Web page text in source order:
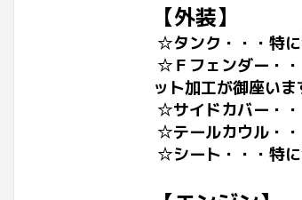
【外装】
☆タンク・・・特
☆Ｆフェンダー・
ット加工が御座い
☆サイドカバー・
☆テールカウル・・
☆シート・・・特に